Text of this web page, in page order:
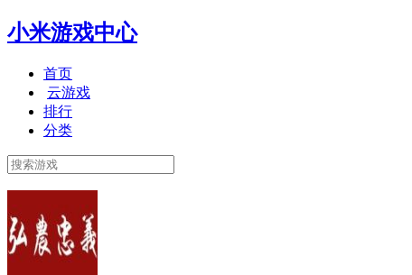
小米游戏中心
首页
云游戏
排行
分类